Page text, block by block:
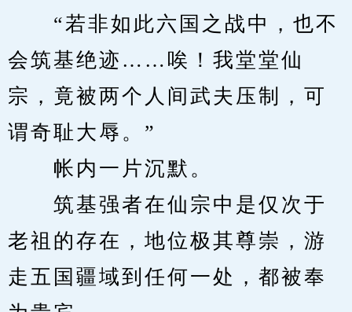
“若非如此六国之战中，也不
会筑基绝迹……唉！我堂堂仙
宗，竟被两个人间武夫压制，可
谓奇耻大辱。”
帐内一片沉默。
筑基强者在仙宗中是仅次于
老祖的存在，地位极其尊崇，游
走五国疆域到任何一处，都被奉